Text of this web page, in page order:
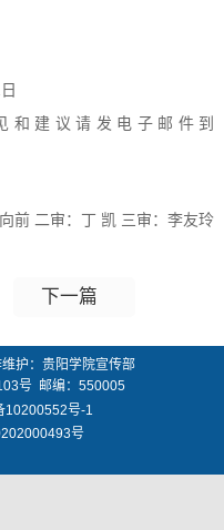
和建议请发电子邮件到
前 二审：丁 凯 三审：李友玲
下一篇
护：贵阳学院宣传部
号 邮编：550005
10200552号-1
号